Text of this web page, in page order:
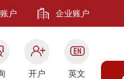
户 企业账户
开户 英文